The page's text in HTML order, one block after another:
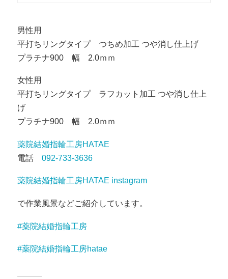
男性用
平打ちリングタイプ つちめ加工 つや消し仕上げ
プラチナ900 幅 2.0ｍｍ
女性用
平打ちリングタイプ ラフカット加工 つや消し仕上
げ
プラチナ900 幅 2.0ｍｍ
薬院結婚指輪工房HATAE
電話 092-733-3636
薬院結婚指輪工房HATAE instagram
で作業風景などご紹介しています。
#薬院結婚指輪工房
#薬院結婚指輪工房hatae